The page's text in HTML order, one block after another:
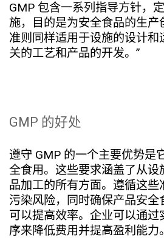
GMP 包含一系列指导方针，
施，目的是为安全食品的生产
准则同样适用于设施的设计和
关的工艺和产品的开发。”
GMP 的好处
遵守 GMP 的一个主要优势是
全食用。这些要求涵盖了从设
品加工的所有方面。遵循这
污染风险，同时确保产品安全
可以提高效率。企业可以通
序来降低费用并提高盈利能力。